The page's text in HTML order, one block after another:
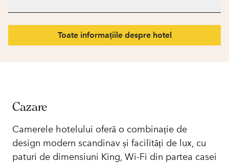
Toate informațiile despre hotel
Cazare
Camerele hotelului oferă o combinație de
design modern scandinav și facilități de lux, cu
paturi de dimensiuni King, Wi-Fi din partea casei